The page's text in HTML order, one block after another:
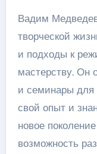
Вадим Медведев
творческой
и подходы к
мастерству. Он
и семинары для
свой опыт и
новое
возможность